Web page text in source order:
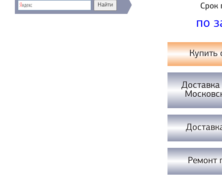
Срок
по
Купить
Ремонт